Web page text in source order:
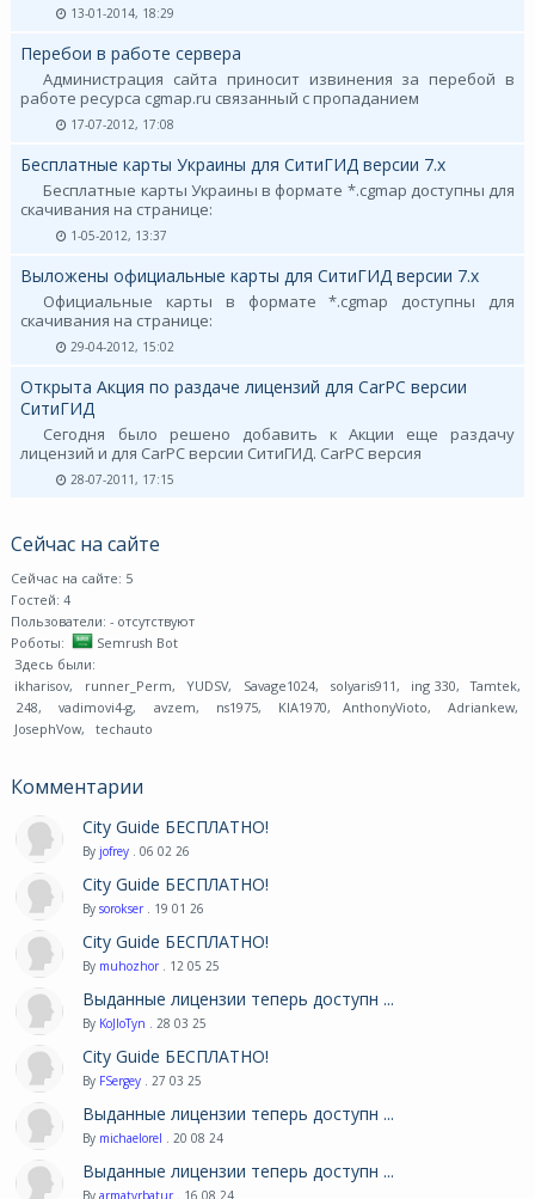
13-01-2014, 18:29
Перебои в работе сервера
Администрация сайта приносит извинения за перебой в
работе ресурса cgmap.ru связанный с пропаданием
17-07-2012, 17:08
Бесплатные карты Украины для СитиГИД версии 7.х
Бесплатные карты Украины в формате *.cgmap доступны для
скачивания на странице:
1-05-2012, 13:37
Выложены официальные карты для СитиГИД версии 7.х
Официальные карты в формате *.cgmap доступны для
скачивания на странице:
29-04-2012, 15:02
Открыта Акция по раздаче лицензий для CarPC версии
СитиГИД
Сегодня было решено добавить к Акции еще раздачу
лицензий и для CarPC версии СитиГИД. CarPC версия
28-07-2011, 17:15
Сейчас на сайте
Сейчас на сайте: 5
Гостей: 4
Пользователи: - отсутствуют
Роботы:
Semrush Bot
Здесь были:
ikharisov, runner_Perm, YUDSV, Savage1024, solyaris911, ing 330, Tamtek,
248, vadimovi4-g, avzem, ns1975, KIA1970, AnthonyVioto, Adriankew,
JosephVow, techauto
Комментарии
City Guide БЕСПЛАТНО!
By jofrey . 06 02 26
City Guide БЕСПЛАТНО!
By sorokser . 19 01 26
City Guide БЕСПЛАТНО!
By muhozhor . 12 05 25
Выданные лицензии теперь доступн ...
By KoJIoTyn . 28 03 25
City Guide БЕСПЛАТНО!
By FSergey . 27 03 25
Выданные лицензии теперь доступн ...
By michaelorel . 20 08 24
Выданные лицензии теперь доступн ...